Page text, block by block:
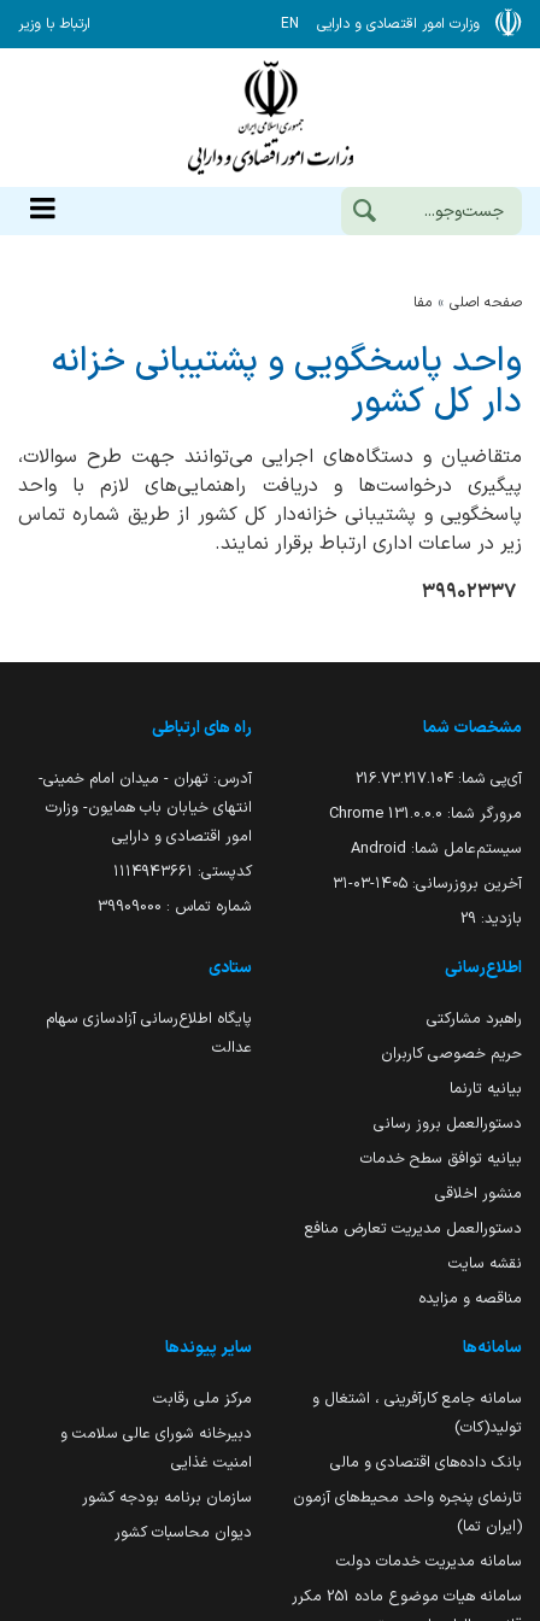
وزارت امور اقتصادی و دارایی EN ارتباط با وزیر
صفحه اصلی مفا
واحد پاسخگویی و پشتیبانی خزانه
دار کل کشور
متقاضیان و دستگاه‌های اجرایی می‌توانند جهت طرح سوالات،
پیگیری درخواست‌ها و دریافت راهنمایی‌های لازم با واحد
پاسخگویی و پشتیبانی خزانه‌دار کل کشور از طریق شماره تماس
زیر در ساعات اداری ارتباط برقرار نمایند.
۳۹۹۰۲۳۳۷
مشخصات شما
آی‌پی شما: 216.73.217.104
مرورگر شما: 131.0.0.0 Chrome
سیستم‌عامل شما: Android
آخرین بروزرسانی: ۱۴۰۵-۰۳-۳۱
بازدید: 29
راه های ارتباطی
آدرس: تهران - میدان امام خمینی-
انتهای خیابان باب همایون- وزارت
امور اقتصادی و دارایی
کدپستی: ۱۱۱۴۹۴۳۶۶۱
شماره تماس : 39909000
اطلاع‌رسانی
راهبرد مشارکتی
حریم خصوصی کاربران
بیانیه تارنما
دستورالعمل بروز رسانی
بیانیه توافق سطح خدمات
منشور اخلاقی
دستورالعمل مدیریت تعارض منافع
نقشه سایت
مناقصه و مزایده
ستادی
پایگاه اطلاع‌رسانی آزادسازی سهام
عدالت
سامانه‌ها
سامانه جامع کارآفرینی ، اشتغال و
تولید(کات)
بانک داده‌های اقتصادی و مالی
تارنمای پنجره واحد محیط‌های آزمون
(ایران تما)
سامانه مدیریت خدمات دولت
سامانه هیات موضوع ماده 251 مکرر
سایر پیوندها
مرکز ملی رقابت
دبیرخانه شورای عالی سلامت و
امنیت غذایی
سازمان برنامه بودجه کشور
دیوان محاسبات کشور